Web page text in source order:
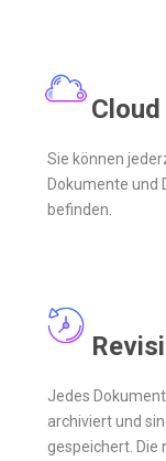
Cloud
Sie können
Dokumente und
befinden.
Jedes
archiviert und
gespeichert.